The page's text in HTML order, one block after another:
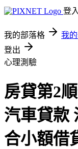
登入
我的部落格 我
登出
心理測驗
房貸第2
汽車貸款
合小額借